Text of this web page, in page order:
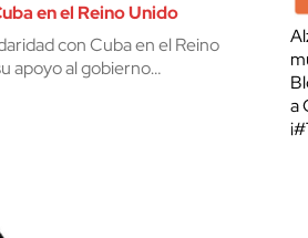
en el Reino Unido
con Cuba en el Reino
apoyo al gobierno…
a